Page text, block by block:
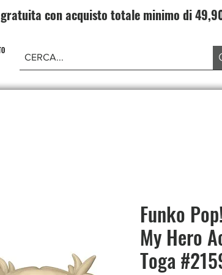
con acquisto totale minimo di
Funko
My Hero
Toga